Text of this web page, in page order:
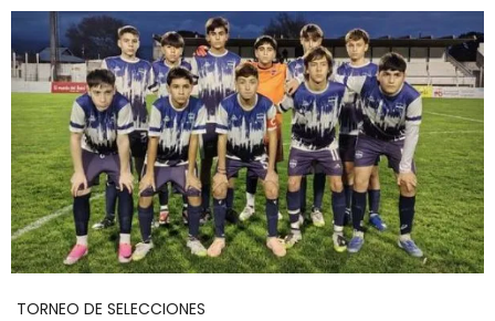
TORNEO DE SELECCIONES